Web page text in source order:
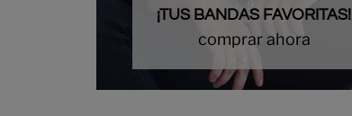
¡TUS BANDAS FAVORITAS!
comprar ahora